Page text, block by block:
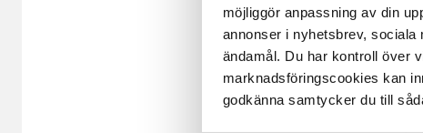
möjliggör anpassning av din
annonser i nyhetsbrev,
ändamål. Du har kontroll över
marknadsföringscookies kan
godkänna samtycker du till